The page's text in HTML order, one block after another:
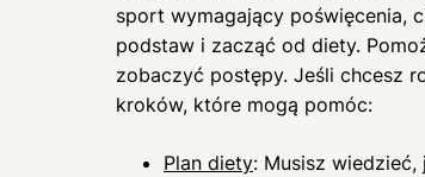
sport wymagający poświęcenia,
podstaw i zacząć od diety.
zobaczyć postępy. Jeśli chcesz
kroków, które mogą pomóc:
Plan diety: Musisz